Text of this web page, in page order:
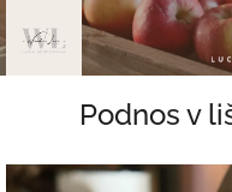
obsah
Podnos v